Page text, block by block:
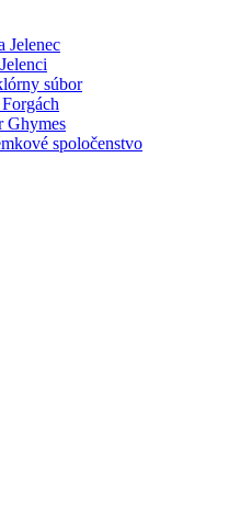
Jelenec
súbor
Ghymes
spoločenstvo